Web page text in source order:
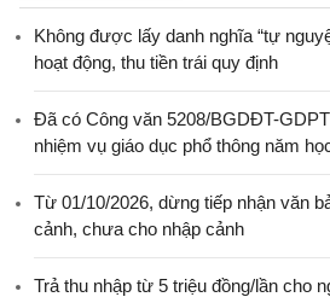
Không được lấy danh nghĩa “tự
hoạt động, thu tiền trái quy định
Đã có Công văn 5208/BGDĐT-
nhiệm vụ giáo dục phổ thông năm
Từ 01/10/2026, dừng tiếp nhận văn
cảnh, chưa cho nhập cảnh
Trả thu nhập từ 5 triệu đồng/lần cho